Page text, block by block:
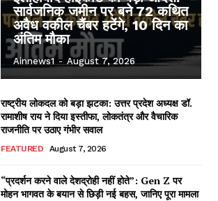
सार्वजनिक जमीन पर बने 72 कथित
अवैध वकील चैंबर हटेंगे, 10 दिन का
अंतिम मौका
Ainnews1 - August 7, 2026
राष्ट्रीय लोकदल को बड़ा झटका: उत्तर प्रदेश अध्यक्ष डॉ.
रामाशीष राय ने दिया इस्तीफा, लोकतंत्र और वैचारिक
राजनीति पर उठाए गंभीर सवाल
FEATURED August 7, 2026
“प्रदर्शन करने वाले देशद्रोही नहीं होते”: Gen Z पर
मोहन भागवत के बयान से छिड़ी नई बहस, जानिए पूरा मामला